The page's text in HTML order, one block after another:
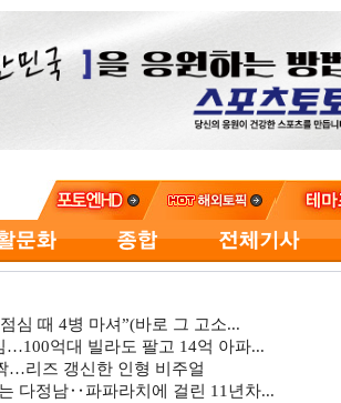
심 때 4병 마셔”(바로 그 고소...
억대 빌라도 팔고 14억 아파...
…리즈 갱신한 인형 비주얼
다정남‥파파라치에 걸린 11년차...